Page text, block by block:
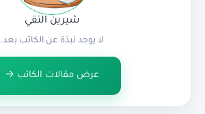
شيرين التقي
لا يوجد نبذة عن الكاتب بعد.
عرض مقالات الكاتب →